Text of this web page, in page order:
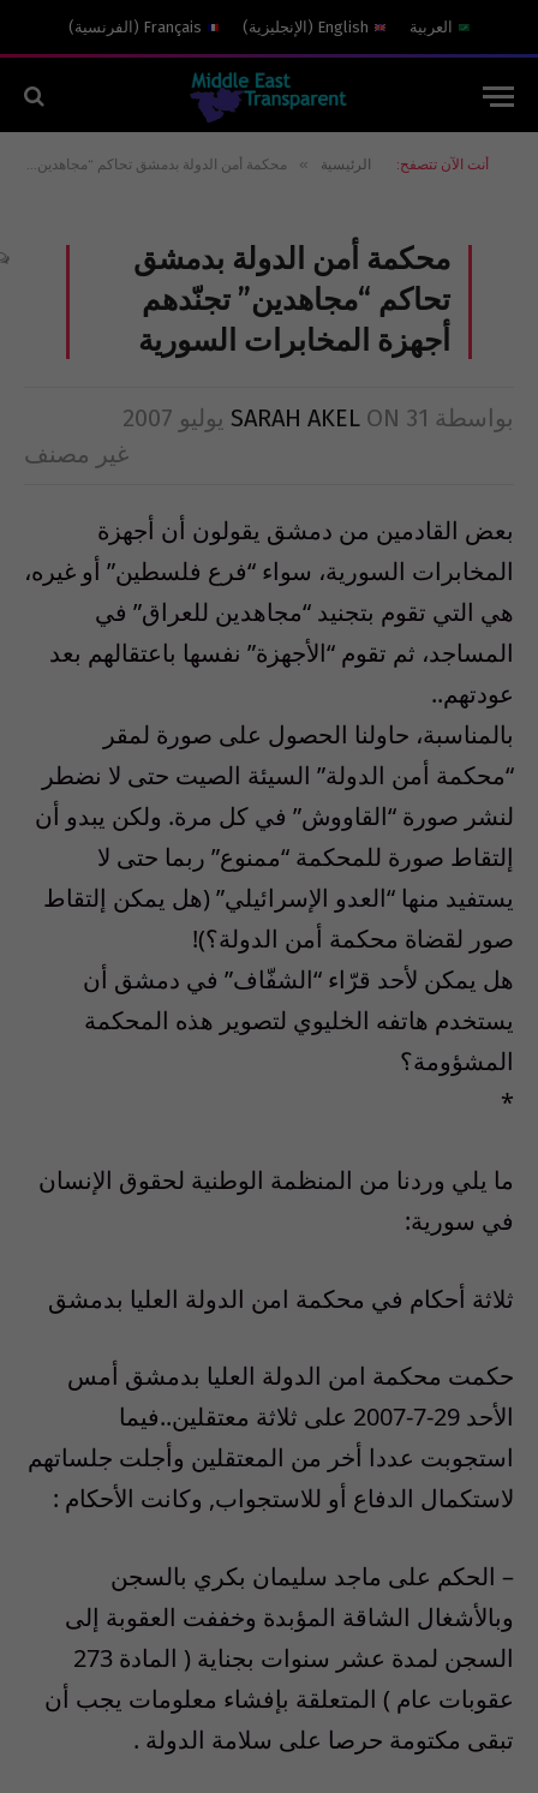
العربية English
( الإنجليزية)
Français
( الفرنسية)
أنت الآن تتصفح: الرئيسية » محكمة أمن الدولة بدمشق تحاكم “مجاهدين” تجنّدهم أجهزة المخابرات السورية
محكمة أمن الدولة بدمشق
تحاكم “مجاهدين” تجنّدهم
أجهزة المخابرات السورية
بواسطة SARAH AKEL ON 31 يوليو 2007
غير مصنف
بعض القادمين من دمشق يقولون أن أجهزة
المخابرات السورية، سواء “فرع فلسطين” أو غيره،
هي التي تقوم بتجنيد “مجاهدين للعراق” في
المساجد، ثم تقوم “الأجهزة” نفسها باعتقالهم بعد
عودتهم..
بالمناسبة، حاولنا الحصول على صورة لمقر
“محكمة أمن الدولة” السيئة الصيت حتى لا نضطر
لنشر صورة “القاووش” في كل مرة. ولكن يبدو أن
إلتقاط صورة للمحكمة “ممنوع” ربما حتى لا
يستفيد منها “العدو الإسرائيلي” (هل يمكن إلتقاط
صور لقضاة محكمة أمن الدولة؟)!
هل يمكن لأحد قرّاء “الشفّاف” في دمشق أن
يستخدم هاتفه الخليوي لتصوير هذه المحكمة
المشؤومة؟
*
ما يلي وردنا من المنظمة الوطنية لحقوق الإنسان
في سورية:
ثلاثة أحكام في محكمة امن الدولة العليا بدمشق
حكمت محكمة امن الدولة العليا بدمشق أمس
الأحد 29-7-2007 على ثلاثة معتقلين..فيما
استجوبت عددا أخر من المعتقلين وأجلت جلساتهم
لاستكمال الدفاع أو للاستجواب, وكانت الأحكام :
– الحكم على ماجد سليمان بكري بالسجن
وبالأشغال الشاقة المؤبدة وخففت العقوبة إلى
السجن لمدة عشر سنوات بجناية ( المادة 273
عقوبات عام ) المتعلقة بإفشاء معلومات يجب أن
تبقى مكتومة حرصا على سلامة الدولة .